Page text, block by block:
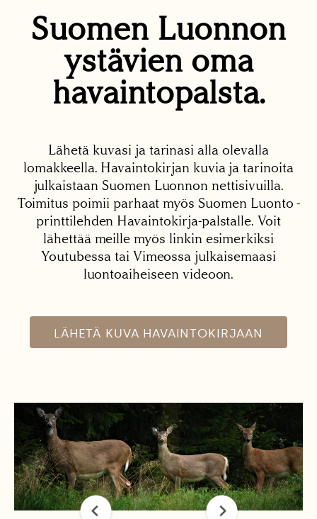
Suomen Luonnon
ystävien oma
havaintopalsta.
Lähetä kuvasi ja tarinasi alla olevalla
lomakkeella. Havaintokirjan kuvia ja tarinoita
julkaistaan Suomen Luonnon nettisivuilla.
Toimitus poimii parhaat myös Suomen Luonto -
printtilehden Havaintokirja-palstalle. Voit
lähettää meille myös linkin esimerkiksi
Youtubessa tai Vimeossa julkaisemaasi
luontoaiheiseen videoon.
LÄHETÄ KUVA HAVAINTOKIRJAAN